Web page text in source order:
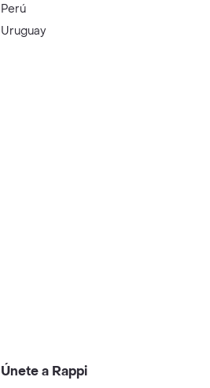
Perú
Uruguay
Únete a Rappi